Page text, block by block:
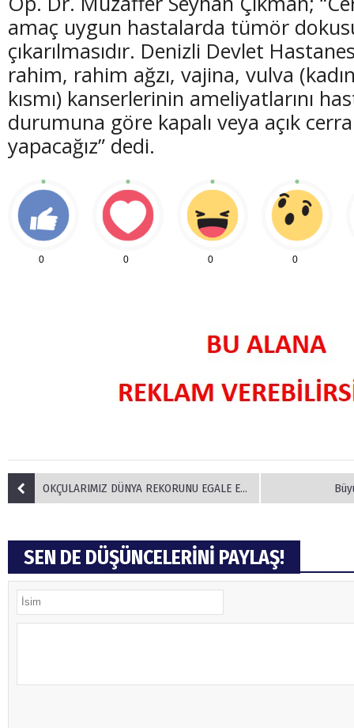
amaç uygun hastalarda tümör
çıkarılmasıdır. Denizli Devlet
rahim, rahim ağzı, vajina, vulva
kısmı) kanserlerinin ameliyatlarını
durumuna göre kapalı veya açık
yapacağız” dedi.
0 0 0 0
OKÇULARIMIZ DÜNYA REKORUNU EGALE ETTİ
SEN DE DÜŞÜNCELERİNİ PAYLAŞ!